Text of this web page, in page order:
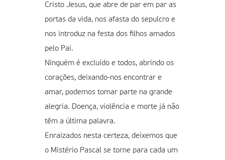
Cristo Jesus, que abre de par em par as
portas da vida, nos afasta do sepulcro e
nos introduz na festa dos filhos amados
pelo Pai.
Ninguém é excluído e todos, abrindo os
corações, deixando-nos encontrar e
amar, podemos tomar parte na grande
alegria. Doença, violência e morte já não
têm a última palavra.
Enraizados nesta certeza, deixemos que
o Mistério Pascal se torne para cada um